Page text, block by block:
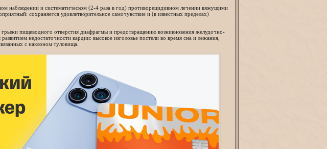
наблюдении и систематическом (2-4 раза в год) противорецидивном лечении вяжущими
сохраняется удовлетворительное самочувствие и (в известных пределах)
пищеводного отверстия диафрагмы и предотвращению возникновения желудочно-
недостаточности кардии: высокое изголовье постели во время сна и лежания,
с наклоном туловища.